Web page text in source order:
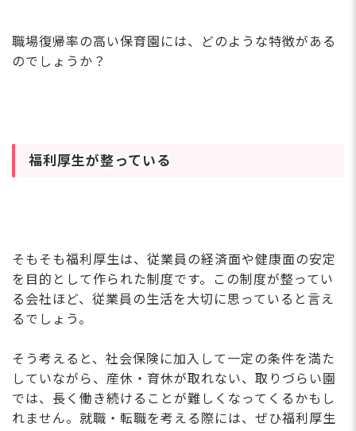
職場復帰率の高い保育園には、どのような特徴がある
のでしょうか？
福利厚生が整っている
そもそも福利厚生は、従業員の経済面や健康面の安定
を目的として作られた制度です。この制度が整ってい
る会社ほど、従業員の生活を大切に思っていると言え
るでしょう。
そう考えると、社会保険に加入して一定の条件を満た
していながら、産休・育休が取れない、取りづらい園
では、長く働き続けることが難しくなってくるかもし
れません。就職・転職を考える際には、ぜひ福利厚生